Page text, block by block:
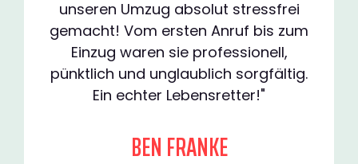
unseren Umzug absolut stressfrei
gemacht! Vom ersten Anruf bis zum
Einzug waren sie professionell,
pünktlich und unglaublich sorgfältig.
Ein echter Lebensretter!"
BEN FRANKE